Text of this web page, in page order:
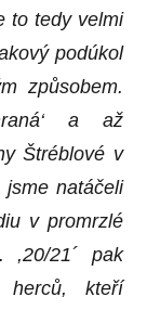
to tedy velmi
podúkol
způsobem.
a až
Štréblové v
jsme natáčeli
v promrzlé
,20/21´ pak
herců, kteří